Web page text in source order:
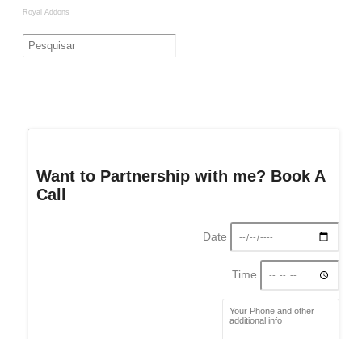
Royal Addons
Want to Partnership with me? Book A
Call
Date
Time